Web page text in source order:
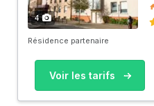
4
Résidence partenaire
Voir les tarifs